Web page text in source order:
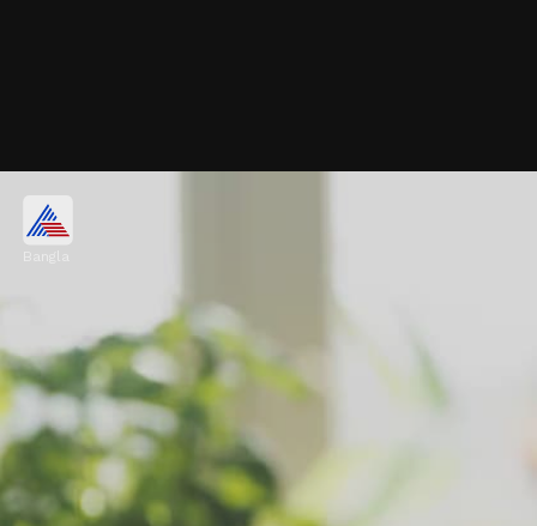
সাহায্য করে এবং কোষ্ঠকাঠিন্যের সমস্যা দূর করে।
আপনার প্রতিদিনের রুটিনে এগুলি যোগ করতে পারেন।
Image credits: Getty